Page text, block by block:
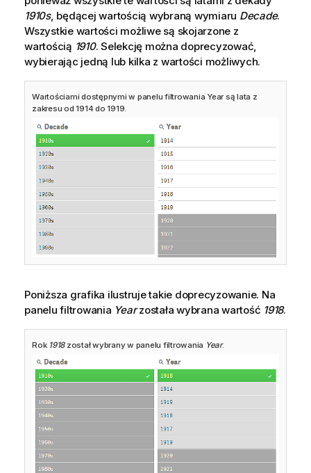
1910s, będącej wartością wybraną wymiaru Decade.
Wszystkie wartości możliwe są skojarzone z
wartością 1910. Selekcję można doprecyzować,
wybierając jedną lub kilka z wartości możliwych.
Wartościami dostępnymi w panelu filtrowania Year są lata z
zakresu od 1914 do 1919.
Poniższa grafika ilustruje takie doprecyzowanie. Na
panelu filtrowania Yearzostała wybrana wartość 1918.
Rok 1918został wybrany w panelu filtrowania Year.